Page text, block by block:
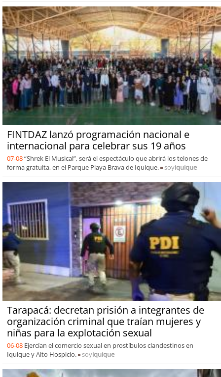
FINTDAZ lanzó programación nacional e
internacional para celebrar sus 19 años
07-08“Shrek El Musical”, será el espectáculo que abrirá los telones de
forma gratuita, en el Parque Playa Brava de Iquique.
soyiquique
Tarapacá: decretan prisión a integrantes de
organización criminal que traían mujeres y
niñas para la explotación sexual
06-08 Ejercían el comercio sexual en prostíbulos clandestinos en
Iquique y Alto Hospicio.
soyiquique